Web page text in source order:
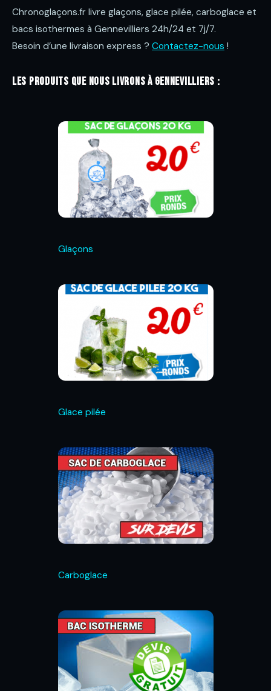
Chronoglaçons.fr livre glaçons, glace pilée, carboglace et
bacs isothermes à Gennevilliers 24h/24 et 7j/7.
Besoin d’une livraison express ? Contactez-nous !
Les produits que nous livrons à Gennevilliers :
Glaçons
Glace pilée
Carboglace